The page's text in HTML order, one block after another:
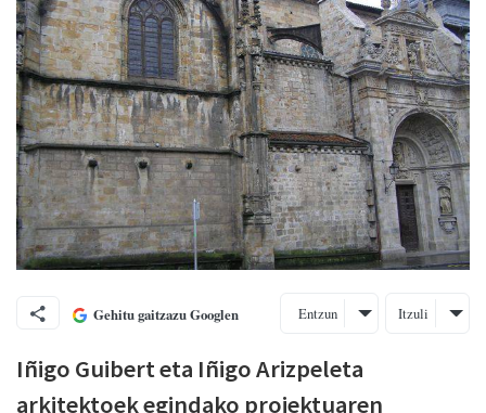
Gehitu gaitzazu Googlen Entzun Itzuli
Iñigo Guibert eta Iñigo Arizpeleta
arkitektoek egindako proiektuaren